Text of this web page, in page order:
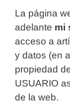
La página
adelante mi
acceso a
y datos (en
propiedad
USUARIO
de la web.